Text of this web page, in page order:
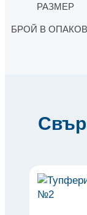
РАЗМЕР
БРОЙ В